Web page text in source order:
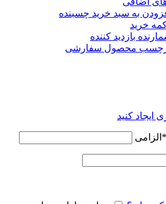
به سبد خرید چسبنده
خرید
بازدید کننده
محصول سفارشی
ایجاد کنید
* الزامی